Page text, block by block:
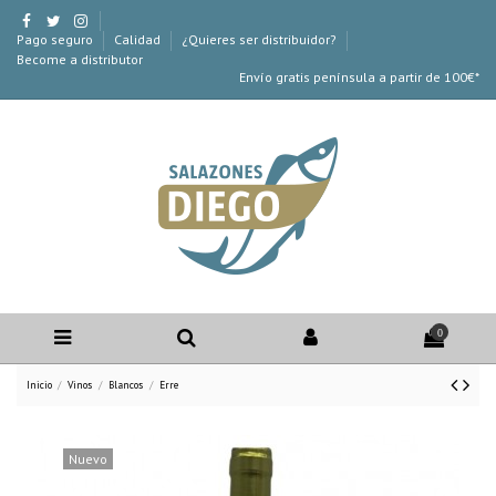
Pago seguro Calidad
¿Quieres ser distribuidor?
Become a distributor
Envío gratis península a partir de 100€*
0
Inicio Vinos Blancos Erre
Nuevo